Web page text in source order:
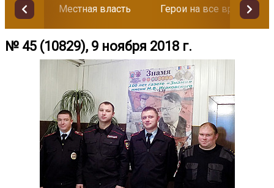
Местная власть Герои на все времена
№ 45 (10829), 9 ноября 2018 г.